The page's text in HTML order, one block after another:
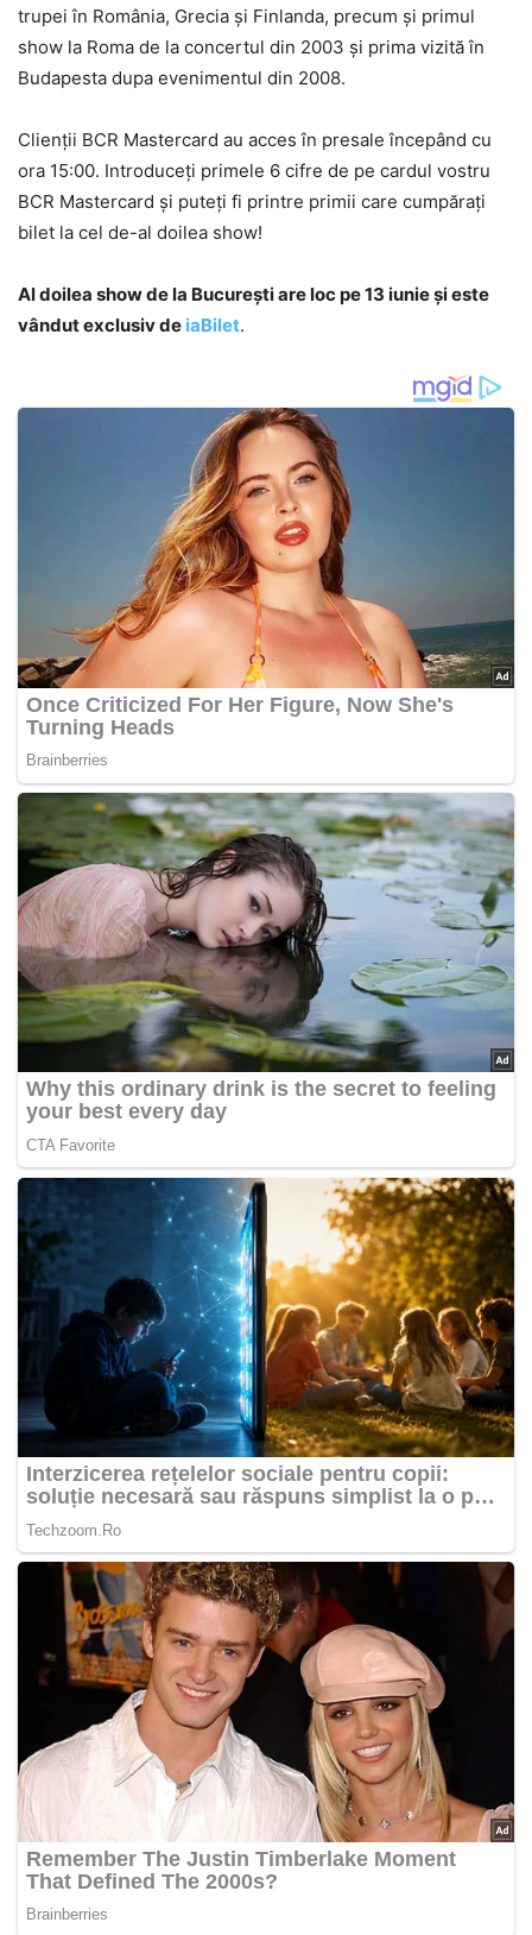
trupei în România, Grecia și Finlanda, precum și primul
show la Roma de la concertul din 2003 și prima vizită în
Budapesta dupa evenimentul din 2008.
Clienții BCR Mastercard au acces în presale începând cu
ora 15:00. Introduceți primele 6 cifre de pe cardul vostru
BCR Mastercard și puteți fi printre primii care cumpărați
bilet la cel de-al doilea show!
Al doilea show de la București are loc pe 13 iunie și este
vândut exclusiv de iaBilet.